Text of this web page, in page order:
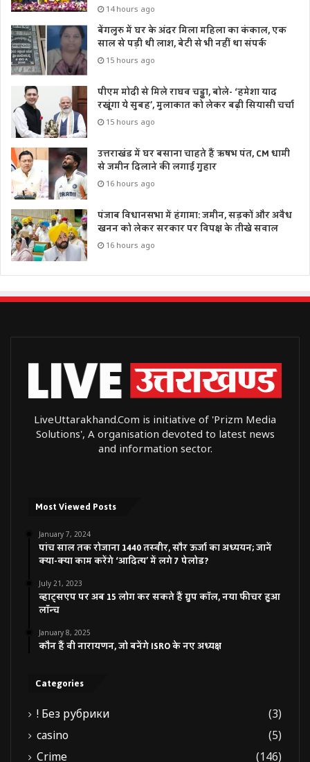
14 hours ago
बेंगलुरु में घर के अंदर मिला महिला का कंकाल, एक
साल से पड़ी थी लाश, बेटी से भी नहीं था संपर्क
15 hours ago
पीएम मोदी से मिले राघव चड्ढा, बोले- ‘हमेशा याद
रखूंगा ये सुबह’, मुलाकात को लेकर बढ़ी सियासी चर्चा
15 hours ago
उत्तराखंड में घर बसाना चाहते हैं ऋषभ पंत, CM धामी
से जमीन दिलाने की लगाई गुहार
16 hours ago
पंजाब विधानसभा में हंगामा: जमीन, सड़कों और अवैध
खनन को लेकर सरकार पर विपक्ष के तीखे सवाल
16 hours ago
LiveUttarakhand.Com is initiative of 'Prizm Media
Solutions', A organisation devoted to latest news
and information sector.
Most Viewed Posts
January 7, 2024
पांच साल तक रोजाना 1440 तस्वीर, सौर ऊर्जा का अध्ययन; जानें
क्या-क्या काम करेंगे ‘आदित्य’ में लगे 7 पेलोड?
July 21, 2023
व्हाट्सएप पर अब 15 लोग कर सकते हैं ग्रुप कॉल, नया फीचर हुआ
लॉन्च
January 8, 2025
कौन हैं वी नारायणन, जो बनेंगे ISRO के नए अध्यक्ष
Categories
! Без рубрики
(3)
casino
(5)
Crime
(146)